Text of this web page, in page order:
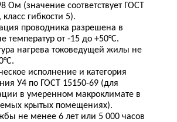
Ом (значение соответствует ГОСТ
гибкости 5).
проводника разрешена в
температур от -15 до +50°C.
нагрева токоведущей жилы не
исполнение и категория
У4 по ГОСТ 15150-69 (для
в умеренном макроклимате в
крытых помещениях).
не менее 6 лет или 5 000 часов